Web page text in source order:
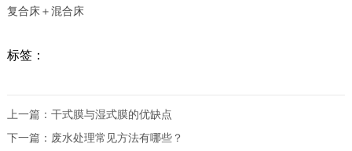
复合床＋混合床
标签：
上一篇： 干式膜与湿式膜的优缺点
下一篇： 废水处理常见方法有哪些？